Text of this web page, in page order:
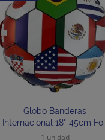
Globo Banderas
Internacional 18"-45cm Foil
1 unidad